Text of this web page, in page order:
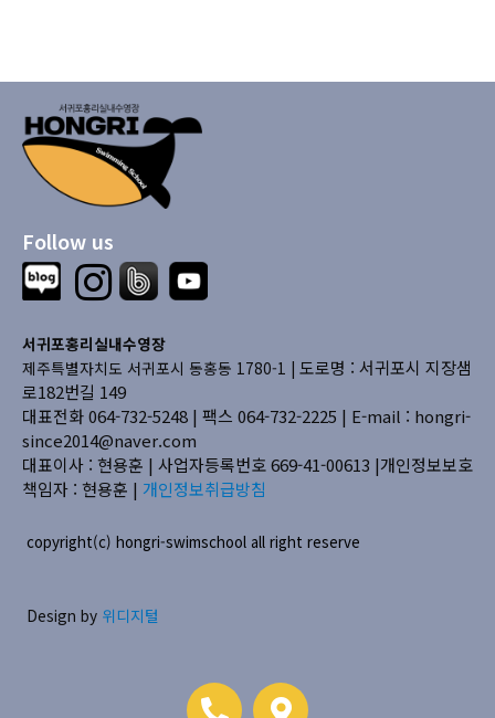
Follow us
서귀포홍리실내수영장
제주특별자치도 서귀포시 동홍동 1780-1 | 도로명 : 서귀포시 지장샘
로182번길 149
대표전화 064-732-5248 | 팩스 064-732-2225 | E-mail : hongri-
since2014@naver.com
대표이사 : 현용훈 | 사업자등록번호 669-41-00613 |개인정보보호
책임자 : 현용훈 | 개인정보취급방침
copyright(c) hongri-swimschool all right reserve
Design by 위디지털